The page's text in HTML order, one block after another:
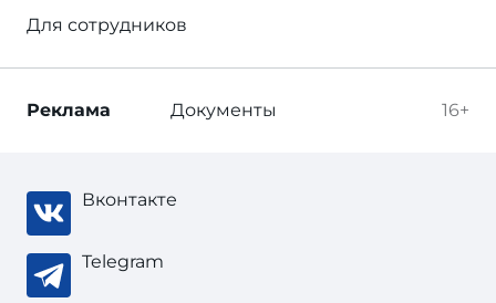
Для сотрудников
16+
Реклама Документы
Вконтакте
Telegram